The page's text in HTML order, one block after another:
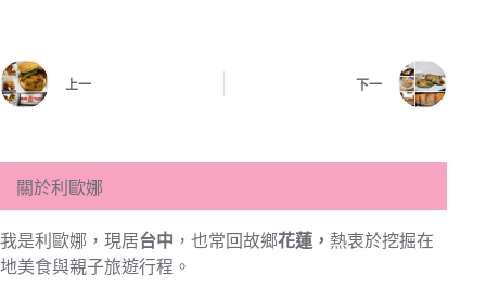
上一 下一
關於利歐娜
我是利歐娜，現居台中 ，也常回故鄉花蓮， 熱衷於挖掘在
地美食與親子旅遊行程。